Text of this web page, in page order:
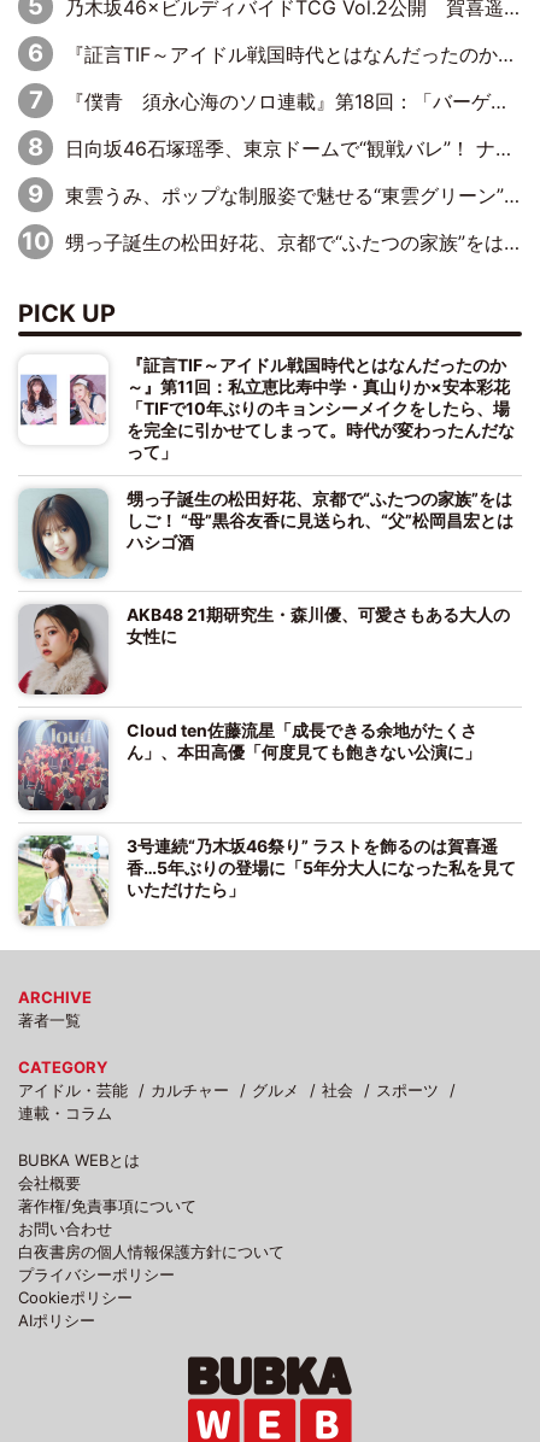
乃木坂46×ビルディバイドTCG Vol.2公開 賀喜遥香＆田村真佑が『京まふ』ステージに登壇
『証言TIF～アイドル戦国時代とはなんだったのか～』第11回：私立恵比寿中学・真山りか×安本彩花「TIFで10年ぶりのキョンシーメイクをしたら、場を完全に引かせてしまって。時代が変わったんだなって」
『僕青 須永心海のソロ連載』第18回：「バーゲンセールハンターみうな inしまむら」編
日向坂46石塚瑶季、東京ドームで“観戦バレ”！ ナイツ・塙も認めた「巨人に詳しすぎるアイドル」は元VENUSスクール生で杉内コーチ推し⁉
東雲うみ、ポップな制服姿で魅せる“東雲グリーン”の正体
甥っ子誕生の松田好花、京都で“ふたつの家族”をはしご！ “母”黒谷友香に見送られ、“父”松岡昌宏とはハシゴ酒
PICK UP
『証言TIF～アイドル戦国時代とはなんだったのか
～』第11回：私立恵比寿中学・真山りか×安本彩花
「TIFで10年ぶりのキョンシーメイクをしたら、場
を完全に引かせてしまって。時代が変わったんだな
って」
甥っ子誕生の松田好花、京都で“ふたつの家族”をは
しご！ “母”黒谷友香に見送られ、“父”松岡昌宏とは
ハシゴ酒
AKB48 21期研究生・森川優、可愛さもある大人の
女性に
Cloud ten佐藤流星「成長できる余地がたくさ
ん」、本田高優「何度見ても飽きない公演に」
3号連続“乃木坂46祭り” ラストを飾るのは賀喜遥
香…5年ぶりの登場に「5年分大人になった私を見て
いただけたら」
ARCHIVE
著者一覧
CATEGORY
アイドル・芸能
カルチャー グルメ 社会
スポーツ
連載・コラム
BUBKA WEBとは
会社概要
著作権/免責事項について
お問い合わせ
白夜書房の個人情報保護方針について
プライバシーポリシー
Cookieポリシー
AIポリシー